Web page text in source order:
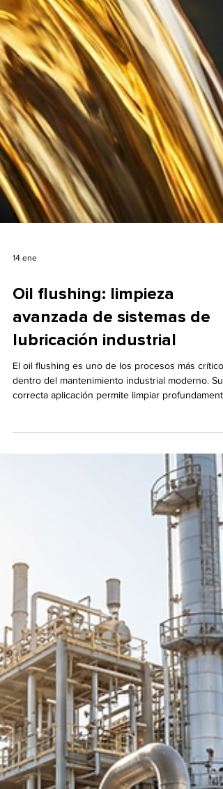
Oil flushing: limpieza
avanzada de sistemas de
lubricación industrial
los sistemas de lubricación, eliminar
internos y garantizar un funcionamiento seguro y
eficiente de la maquinaria industrial. Empresas de
sectores como petróleo y gas, energía, acero,
manufactura, alimentos, farmacéutica y
construcción dependen del oil flushing para
prevenir fallas, reducir costos y prolongar la vi